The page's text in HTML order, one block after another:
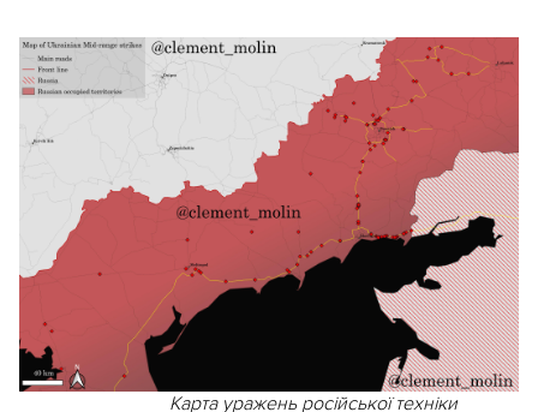
Карта уражень російської техніки